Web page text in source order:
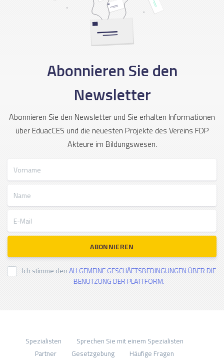
Abonnieren Sie den
Newsletter
Abonnieren Sie den Newsletter und Sie erhalten Informationen
über EduacCES und die neuesten Projekte des Vereins FDP
Akteure im Bildungswesen.
ABONNIEREN
Ich stimme denALLGEMEINE GESCHÄFTSBEDINGUNGEN ÜBER DIE
BENUTZUNG DER PLATTFORM.
Spezialisten
Sprechen Sie mit einem Spezialisten
Partner
Gesetzgebung Häufige Fragen